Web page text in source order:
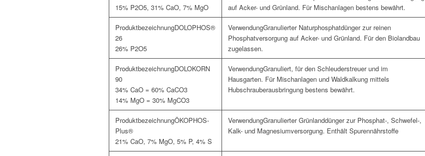
15% P2O5, 31% CaO, 7% MgO
auf Acker- und Grünland. Für Mischanlagen bestens bewährt.
DOLOPHOS®
26
26% P2O5
Granulierter Naturphosphatdünger zur reinen
Phosphatversorgung auf Acker- und Grünland. Für den Biolandbau
zugelassen.
DOLOKORN
90
34% CaO = 60% CaCO3
14% MgO = 30% MgCO3
Granuliert, für den Schleuderstreuer und im
Hausgarten. Für Mischanlagen und Waldkalkung mittels
Hubschrauberausbringung bestens bewährt.
ÖKOPHOS-
Plus®
21% CaO, 7% MgO, 5% P, 4% S
Granulierter Grünlanddünger zur Phosphat-, Schwefel-,
Kalk- und Magnesiumversorgung. Enthält Spurennährstoffe